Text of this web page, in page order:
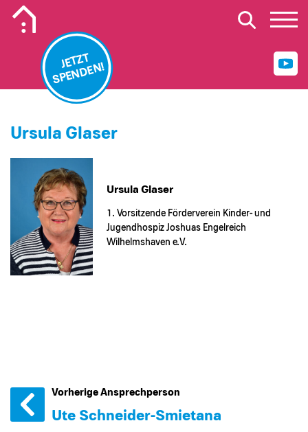
JETZT
SPENDEN!
Ursula Glaser
Ursula Glaser
1. Vorsitzende Förderverein Kinder- und
Jugendhospiz Joshuas Engelreich
Wilhelmshaven e.V.
Vorherige Ansprechperson
Ute Schneider-Smietana
Mobiles Logo Mission Lebenshaus